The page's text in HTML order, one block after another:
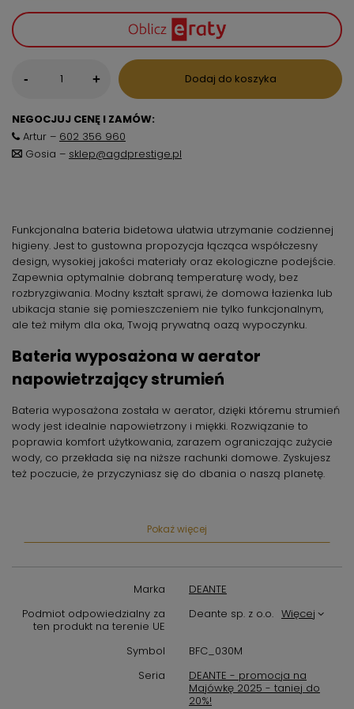
- + Dodaj do koszyka
NEGOCJUJ CENĘ I ZAMÓW:
Artur – 602 356 960
Gosia – sklep@agdprestige.pl
Funkcjonalna bateria bidetowa ułatwia utrzymanie codziennej
higieny. Jest to gustowna propozycja łącząca współczesny
design, wysokiej jakości materiały oraz ekologiczne podejście.
Zapewnia optymalnie dobraną temperaturę wody, bez
rozbryzgiwania. Modny kształt sprawi, że domowa łazienka lub
ubikacja stanie się pomieszczeniem nie tylko funkcjonalnym,
ale też miłym dla oka, Twoją prywatną oazą wypoczynku.
Bateria wyposażona w aerator
napowietrzający strumień
Bateria wyposażona została w aerator, dzięki któremu strumień
wody jest idealnie napowietrzony i miękki. Rozwiązanie to
poprawia komfort użytkowania, zarazem ograniczając zużycie
wody, co przekłada się na niższe rachunki domowe. Zyskujesz
też poczucie, że przyczyniasz się do dbania o naszą planetę.
armatury we wszystkich kolorach
produktach smug, zarysowań i nie powoduje matowienia.
wymagającej czarnej armatury, zachowując jej pierwotny
Pokaż więcej
Marka
DEANTE
Podmiot odpowiedzialny za
ten produkt na terenie UE
Deante sp. z o.o. Więcej
Symbol
BFC_030M
Seria
DEANTE - promocja na
Majówkę 2025 - taniej do
20%!